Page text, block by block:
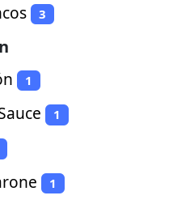
3
1
1
1